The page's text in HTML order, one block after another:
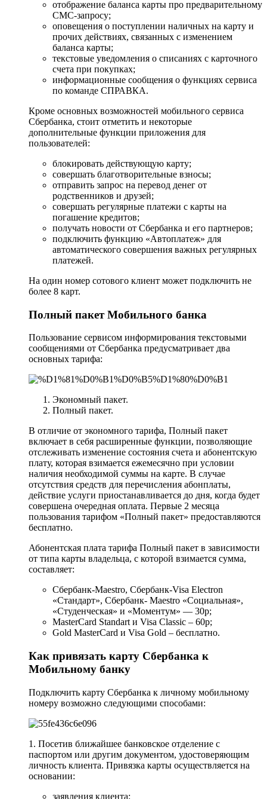
отображение баланса карты про предварительному
СМС-запросу;
оповещения о поступлении наличных на карту и
прочих действиях, связанных с изменением
баланса карты;
текстовые уведомления о списаниях с карточного
счета при покупках;
информационные сообщения о функциях сервиса
по команде СПРАВКА.
Кроме основных возможностей мобильного сервиса
Сбербанка, стоит отметить и некоторые
дополнительные функции приложения для
пользователей:
блокировать действующую карту;
совершать благотворительные взносы;
отправить запрос на перевод денег от
родственников и друзей;
совершать регулярные платежи с карты на
погашение кредитов;
получать новости от Сбербанка и его партнеров;
подключить функцию «Автоплатеж» для
автоматического совершения важных регулярных
платежей.
На один номер сотового клиент может подключить не
более 8 карт.
Полный пакет Мобильного банка
Пользование сервисом информирования текстовыми
сообщениями от Сбербанка предусматривает два
основных тарифа:
Экономный пакет.
Полный пакет.
В отличие от экономного тарифа, Полный пакет
включает в себя расширенные функции, позволяющие
отслеживать изменение состояния счета и абонентскую
плату, которая взимается ежемесячно при условии
наличия необходимой суммы на карте. В случае
отсутствия средств для перечисления абонплаты,
действие услуги приостанавливается до дня, когда будет
совершена очередная оплата. Первые 2 месяца
пользования тарифом «Полный пакет» предоставляются
бесплатно.
Абонентская плата тарифа Полный пакет в зависимости
от типа карты владельца, с которой взимается сумма,
составляет:
Сбербанк-Maestro, Сбербанк-Visa Electron
«Стандарт», Сбербанк- Maestro «Социальная»,
«Студенческая» и «Моментум» — 30р;
MasterCard Standart и Visa Classic – 60р;
Gold MasterCard и Visa Gold – бесплатно.
Как привязать карту Сбербанка к
Мобильному банку
Подключить карту Сбербанка к личному мобильному
номеру возможно следующими способами:
1. Посетив ближайшее банковское отделение с
паспортом или другим документом, удостоверяющим
личность клиента. Привязка карты осуществляется на
основании:
заявления клиента;